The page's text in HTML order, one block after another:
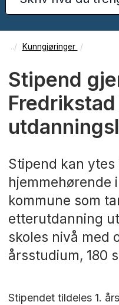
Kunngjøringer
Stipend
Stipend kan
hjemmehørende
kommune som
etterutdanning
skoles nivå med
årsstudium, 180
Stipendet tildeles 1.